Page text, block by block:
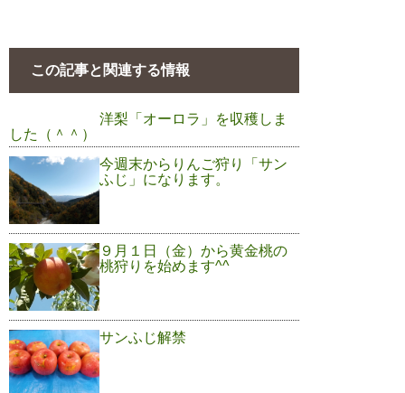
この記事と関連する情報
洋梨「オーロラ」を収穫しま
した（＾＾）
今週末からりんご狩り「サン
ふじ」になります。
９月１日（金）から黄金桃の
桃狩りを始めます^^
サンふじ解禁